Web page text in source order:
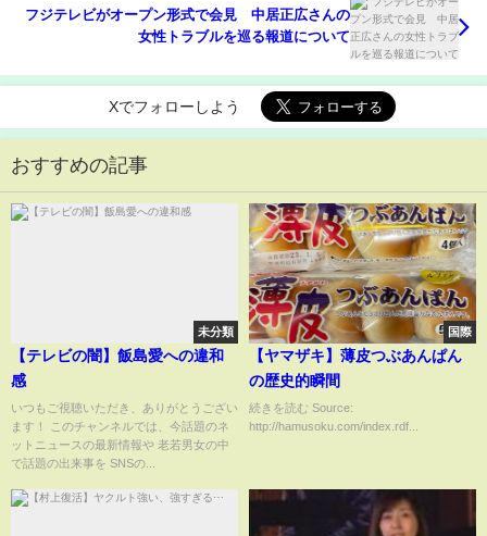
フジテレビがオープン形式で会見 中居正広さんの
女性トラブルを巡る報道について
Xでフォローしよう
おすすめの記事
未分類
【テレビの闇】飯島愛への違和
感
いつもご視聴いただき、ありがとうござい
ます！ このチャンネルでは、今話題のネ
ットニュースの最新情報や 老若男女の中
で話題の出来事を SNSの...
国際
【ヤマザキ】薄皮つぶあんぱん
の歴史的瞬間
続きを読む Source:
http://hamusoku.com/index.rdf...